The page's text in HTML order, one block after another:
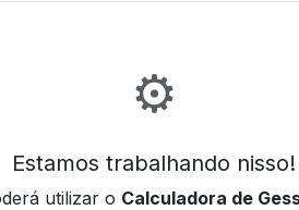
⚙️
Estamos trabalhando nisso!
utilizar o Calculadora de